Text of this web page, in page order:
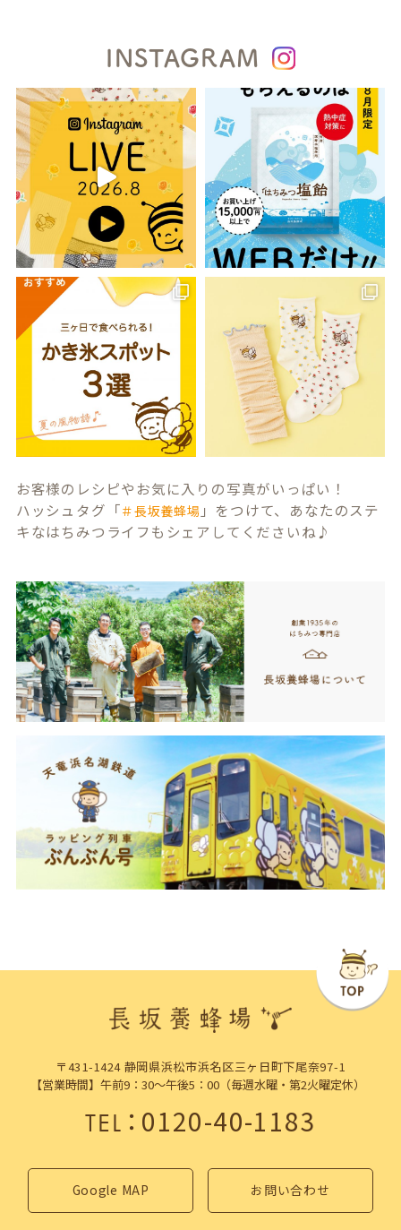
INSTAGRAM
お客様のレシピやお気に入りの写真がいっぱい！
ハッシュタグ「＃長坂養蜂場 」をつけて、あなたのステ
キなはちみつライフもシェアしてくださいね♪
〒431-1424 静岡県浜松市浜名区三ヶ日町下尾奈97-1
【営業時間】午前9：30～午後5：00（毎週水曜・第2火曜定休）
TEL：0120-40-1183
Google MAP お問い合わせ